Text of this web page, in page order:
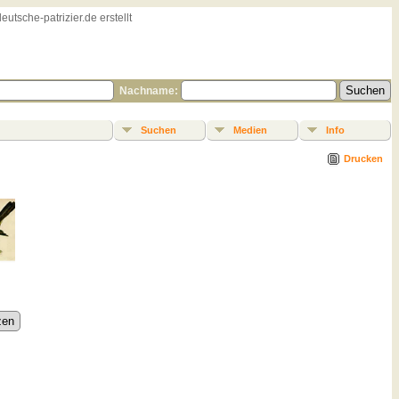
patrizier.de erstellt
Nachname:
Suchen Medien Info
Drucken